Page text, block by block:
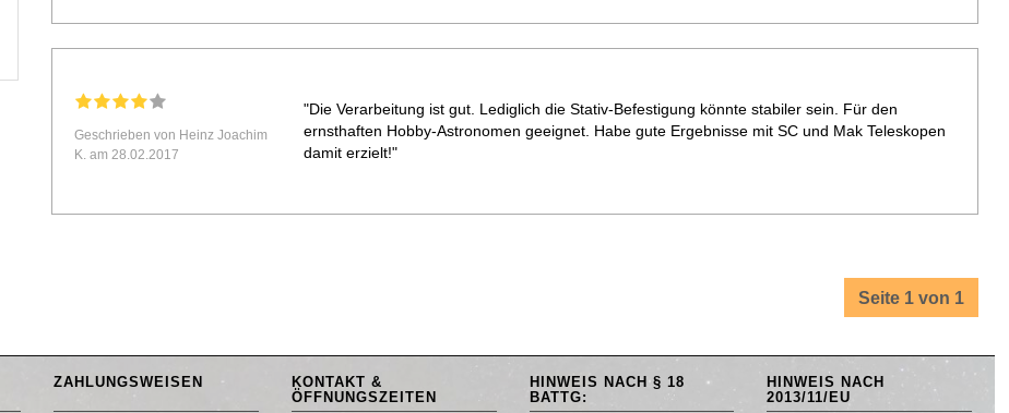
Geschrieben von Heinz Joachim
K. am 28.02.2017
"Die Verarbeitung ist gut. Lediglich die Stativ-Befestigung könnte stabiler sein. Für den
ernsthaften Hobby-Astronomen geeignet. Habe gute Ergebnisse mit SC und Mak Teleskopen
damit erzielt!"
Seite 1 von 1
ZAHLUNGSWEISEN
KONTAKT &
ÖFFNUNGSZEITEN
HINWEIS NACH § 18
BATTG:
HINWEIS NACH
2013/11/EU